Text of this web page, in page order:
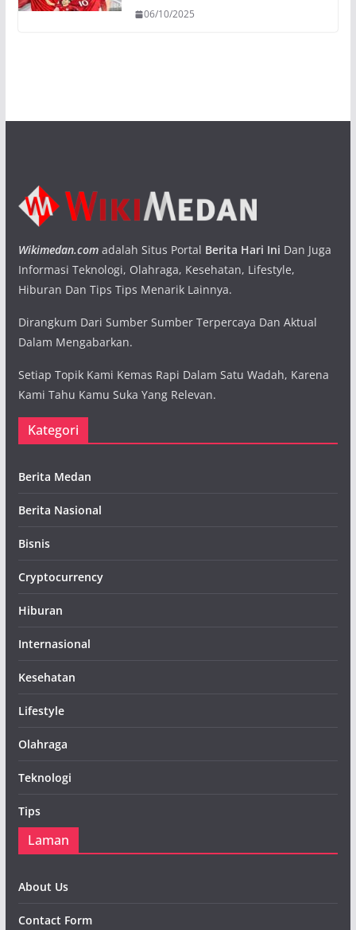
06/10/2025
Wikimedan.comadalah Situs Portal Berita Hari Ini Dan Juga
Informasi Teknologi, Olahraga, Kesehatan, Lifestyle,
Hiburan Dan Tips Tips Menarik Lainnya.
Dirangkum Dari Sumber Sumber Terpercaya Dan Aktual
Dalam Mengabarkan.
Setiap Topik Kami Kemas Rapi Dalam Satu Wadah, Karena
Kami Tahu Kamu Suka Yang Relevan.
Kategori
Berita Medan
Berita Nasional
Bisnis
Cryptocurrency
Hiburan
Internasional
Kesehatan
Lifestyle
Olahraga
Teknologi
Tips
Laman
About Us
Contact Form